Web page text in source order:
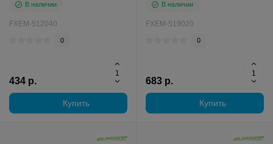
В наличии
FXEM-512040
0
434 р.
Купить
В наличии
FXEM-519020
0
683 р.
Купить